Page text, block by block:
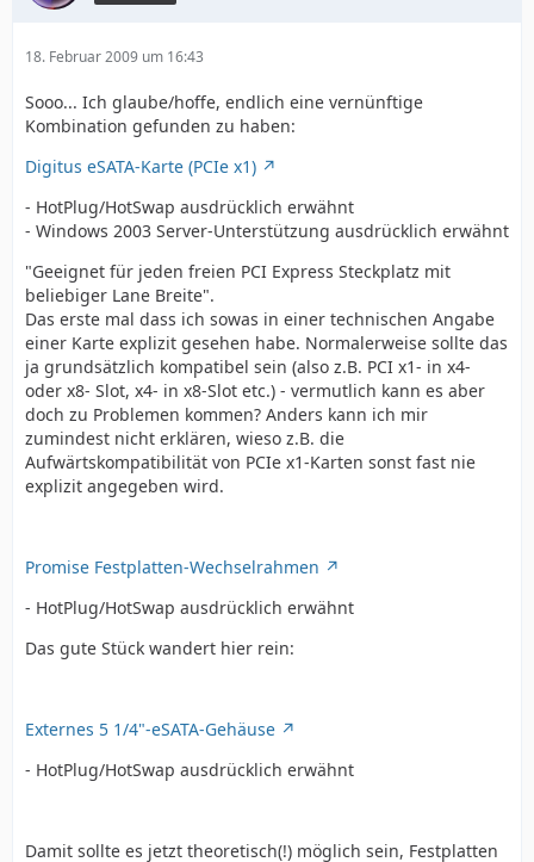
18. Februar 2009 um 16:43
Sooo... Ich glaube/hoffe, endlich eine vernünftige
Kombination gefunden zu haben:
Digitus eSATA-Karte (PCIe x1)
- HotPlug/HotSwap ausdrücklich erwähnt
- Windows 2003 Server-Unterstützung ausdrücklich erwähnt
"Geeignet für jeden freien PCI Express Steckplatz mit
beliebiger Lane Breite".
Das erste mal dass ich sowas in einer technischen Angabe
einer Karte explizit gesehen habe. Normalerweise sollte das
ja grundsätzlich kompatibel sein (also z.B. PCI x1- in x4-
oder x8- Slot, x4- in x8-Slot etc.) - vermutlich kann es aber
doch zu Problemen kommen? Anders kann ich mir
zumindest nicht erklären, wieso z.B. die
Aufwärtskompatibilität von PCIe x1-Karten sonst fast nie
explizit angegeben wird.
Promise Festplatten-Wechselrahmen
- HotPlug/HotSwap ausdrücklich erwähnt
Das gute Stück wandert hier rein:
Externes 5 1/4"-eSATA-Gehäuse
- HotPlug/HotSwap ausdrücklich erwähnt
Damit sollte es jetzt theoretisch(!) möglich sein, Festplatten